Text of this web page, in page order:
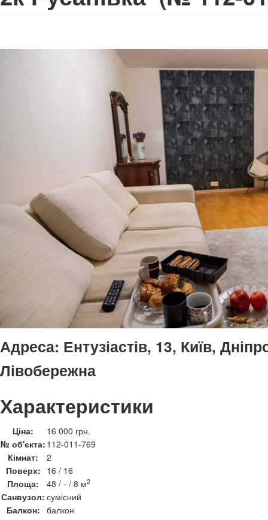
Адреса: Ентузіастів, 13, Київ,
Лівобережна
Характеристики
Ціна:
16 000 грн.
№ об'єкта: 112-011-769
Кімнат:
2
Поверх: 16 / 16
Площа:
48 / - / 8 м2
Санвузол: сумісний
Балкон: балкон